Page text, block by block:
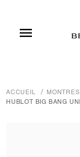

ACCUEIL MONTRES
HUBLOT BIG BANG